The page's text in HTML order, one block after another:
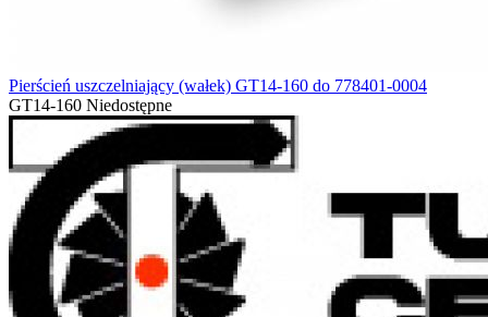
Pierścień uszczelniający (wałek) GT14-160 do 778401-0004
GT14-160 Niedostępne